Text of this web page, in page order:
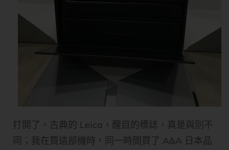
打開了，古典的 Leica，醒目的標誌，真是與別不
同；我在買這部機時，同一時間買了 A&A 日本品